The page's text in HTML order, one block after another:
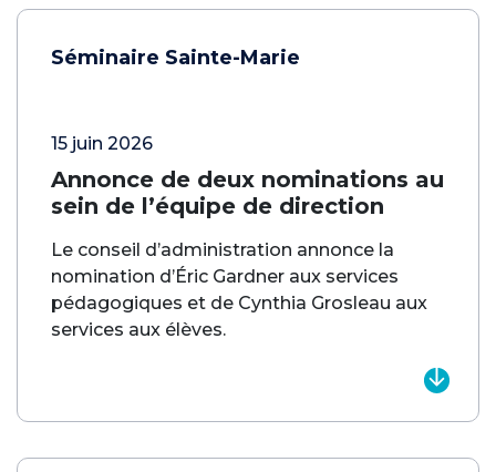
Séminaire Sainte-Marie
15 juin 2026
Annonce de deux nominations au
sein de l’équipe de direction
Le conseil d’administration annonce la
nomination d’Éric Gardner aux services
pédagogiques et de Cynthia Grosleau aux
services aux élèves.